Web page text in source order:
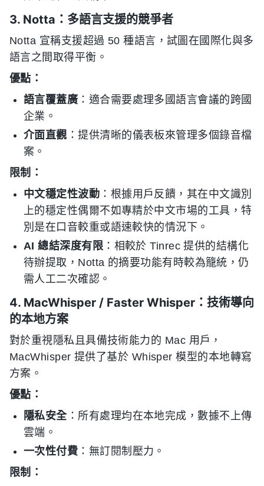
3. Notta：多語言支援的競爭者
Notta 宣稱支援超過 50 種語言，試圖在國際化與多
語言之間取得平衡。
優點：
語言覆蓋廣 ：適合需要處理多國語言會議的跨國
企業。
介面直觀 ：提供清晰的儀表板來管理多個錄音檔
案。
限制：
中文穩定性波動 ：根據用戶反饋，其在中文識別
上的穩定性偶爾不如專精於中文市場的工具，特
別是在口音較重或語速較快的情況下。
AI 總結深度有限 ：相較於 Tinrec 提供的結構化
待辦提取，Notta 的摘要功能有時較為籠統，仍
需人工二次確認。
4. MacWhisper / Faster Whisper：技術導向
的本地方案
對於重視隱私且具備技術能力的 Mac 用戶，
MacWhisper 提供了基於 Whisper 模型的本地轉寫
方案。
優點：
隱私安全：所有處理均在本地完成，數據不上傳
雲端。
一次性付費 ：無訂閱制壓力。
限制：